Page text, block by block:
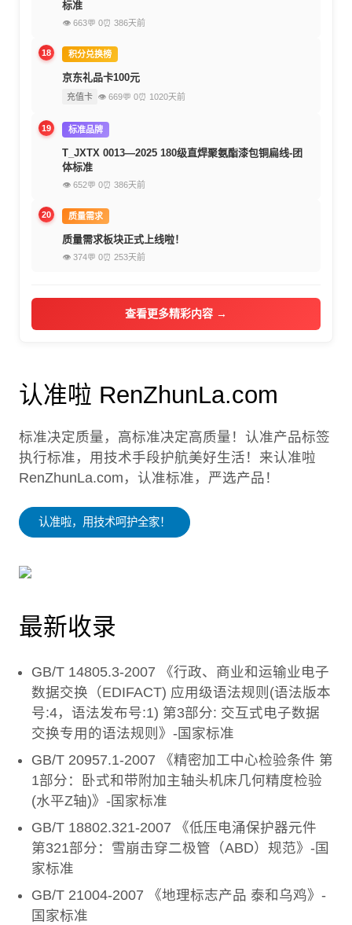
标准
👁 663💬 0⏰ 386天前
18 积分兑换榜
京东礼品卡100元
充值卡 👁 669💬 0⏰ 1020天前
19 标准品牌
T_JXTX 0013—2025 180级直焊聚氨酯漆包铜扁线-团
体标准
👁 652💬 0⏰ 386天前
20 质量需求
质量需求板块正式上线啦！
👁 374💬 0⏰ 253天前
查看更多精彩内容 →
认准啦 RenZhunLa.com
标准决定质量，高标准决定高质量！认准产品标签
执行标准，用技术手段护航美好生活！来认准啦
RenZhunLa.com，认准标准，严选产品！
认准啦，用技术呵护全家！
最新收录
GB/T 14805.3-2007 《行政、商业和运输业电子
数据交换（EDIFACT) 应用级语法规则(语法版本
号:4，语法发布号:1) 第3部分: 交互式电子数据
交换专用的语法规则》-国家标准
GB/T 20957.1-2007 《精密加工中心检验条件 第
1部分：卧式和带附加主轴头机床几何精度检验
(水平Z轴)》-国家标准
GB/T 18802.321-2007 《低压电涌保护器元件
第321部分：雪崩击穿二极管（ABD）规范》-国
家标准
GB/T 21004-2007 《地理标志产品 泰和乌鸡》-
国家标准